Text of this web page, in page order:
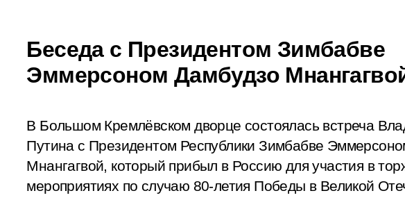
Беседа с Президентом Зимбабве
Эммерсоном Дамбудзо
В Большом Кремлёвском дворце состоялась встреча
Путина с Президентом Республики Зимбабве
Мнангагвой, который прибыл в Россию для участия в
мероприятиях по случаю 80-летия Победы в Великой